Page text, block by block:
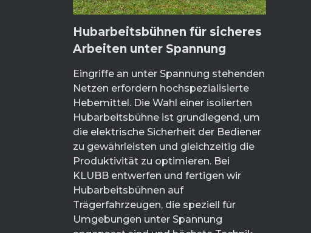
Hubarbeitsbühnen für sicheres
Arbeiten unter Spannung
Eingriffe an unter Spannung stehenden
Netzen erfordern hochspezialisierte
Hebemittel. Die Wahl einer isolierten
Hubarbeitsbühne ist grundlegend, um
die elektrische Sicherheit der Bediener
zu gewährleisten und gleichzeitig die
Produktivität zu optimieren. Bei
KLUBB entwerfen und fertigen wir
Hubarbeitsbühnen auf
Trägerfahrzeugen, die speziell für
Umgebungen unter Spannung